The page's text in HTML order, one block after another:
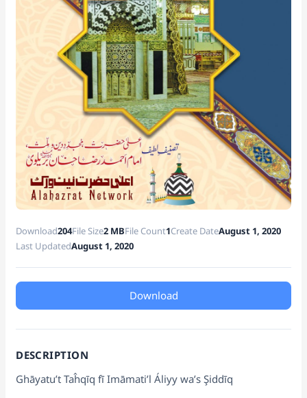
at
e
Download204File Size2 MBFile Count1Create DateAugust 1, 2020
Last UpdatedAugust 1, 2020
Download
DESCRIPTION
Ghāyatu’t Taĥqīq fī Imāmati’l Áliyy wa’s Şiddīq